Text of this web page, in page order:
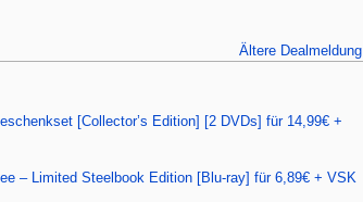
Ältere Dealmeldung
[Collector’s Edition] [2 DVDs] für 14,99€ +
– Limited Steelbook Edition [Blu-ray] für 6,89€ + VSK